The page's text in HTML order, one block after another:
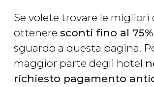
Se volete trovare le migliori
ottenere sconti fino al 75%
sguardo a questa pagina.
maggior parte degli hotel
richiesto pagamento